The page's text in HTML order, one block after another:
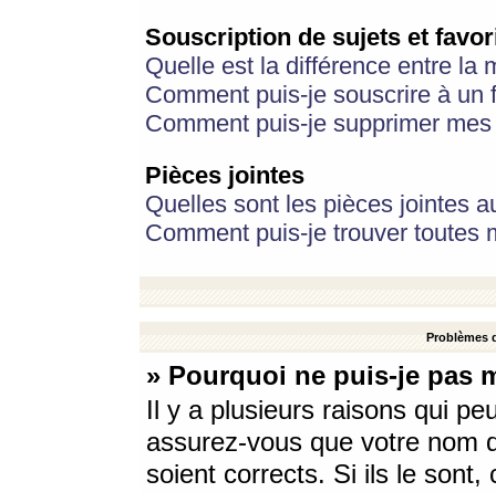
Souscription de sujets et
Quelle est la différence entre la
Comment puis-je souscrire à
Comment puis-je supprimer
Pièces jointes
Quelles sont les pièces jointes
Comment puis-je trouver toutes
Problèmes
» Pourquoi ne puis-je pas
Il y a plusieurs raisons qui
assurez-vous que votre nom
soient corrects. Si ils le sont,